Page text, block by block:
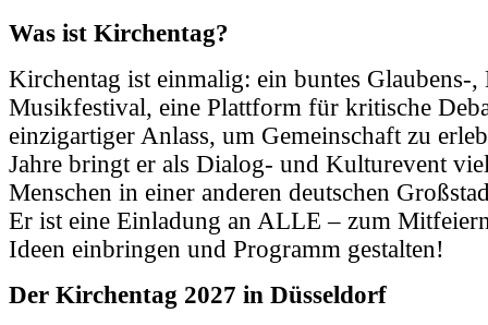
Was ist Kirchentag?
Kirchentag ist einmalig: ein buntes Glaubens-
Musikfestival, eine Plattform für kritische
einzigartiger Anlass, um Gemeinschaft zu
Jahre bringt er als Dialog- und Kulturevent
Menschen in einer anderen deutschen
Er ist eine Einladung an ALLE – zum
Ideen einbringen und Programm gestalten!
Der Kirchentag 2027 in Düsseldorf